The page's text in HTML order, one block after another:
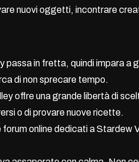
nuovi oggetti, incontrare
passa in fretta, quindi impara a
di non sprecare tempo.
offre una grande libertà di
o di provare nuove ricette.
online dedicati a Stardew